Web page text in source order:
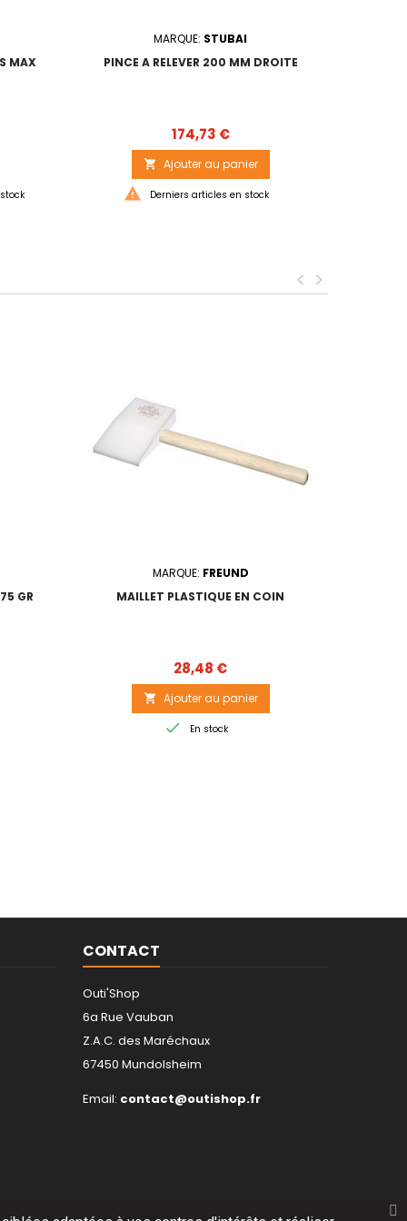
MAX
MARQUE: STUBAI
PINCE A RELEVER 200 MM DROITE
Prix
174,73 €
 Ajouter au panier
 Derniers articles en stock
>
<
GR
MARQUE: FREUND
MAILLET PLASTIQUE EN COIN
Prix
28,48 €
 Ajouter au panier
 En stock
CONTACT
Outi'Shop
6a Rue Vauban
Z.A.C. des Maréchaux
67450 Mundolsheim
Email: contact@outishop.fr